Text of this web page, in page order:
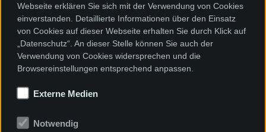
Webseite erklären Sie sich mit der Verwendung von Cookies
einverstanden. Detaillierte Informationen über den Einsatz
von Cookies auf dieser Webseite erhalten Sie durch Klick auf
„Datenschutz“. An dieser Stelle können Sie auch der
Verwendung von Cookies widersprechen und die
Browsereinstellungen entsprechend anpassen.
Externe Medien
Notwendig